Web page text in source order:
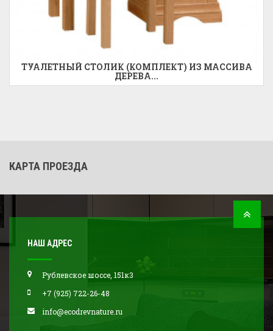
ТУАЛЕТНЫЙ СТОЛИК (КОМПЛЕКТ) ИЗ МАССИВА
ДЕРЕВА...
КАРТА ПРОЕЗДА
НАШ АДРЕС
Рублевское шоссе, 151к3
+7 (925) 722-26-48
info@ecodrevnature.ru